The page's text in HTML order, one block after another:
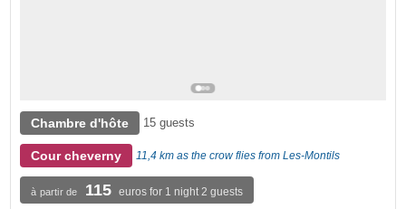
Chambre d'hôte 15 guests
Cour cheverny 11,4 km as the crow flies from Les-Montils
à partir de 115 euros for 1 night 2 guests